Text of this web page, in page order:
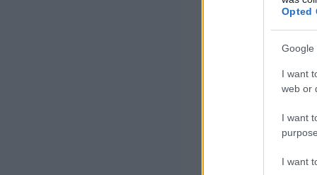
Opted
Google
I want
web or
I want
I want
Az Üres
Super TV2
meg, hogy a
jelenetek és a
Erre